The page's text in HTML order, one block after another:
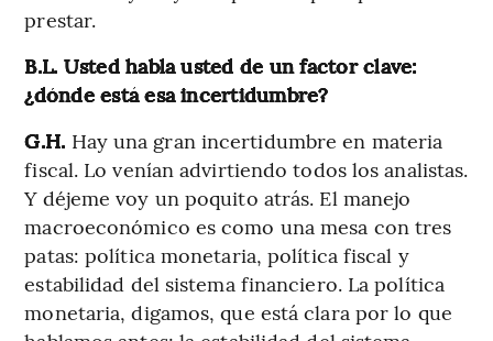
prestar.
B.L. Usted habla usted de un factor clave:
¿dónde está esa incertidumbre?
G.H. Hay una gran incertidumbre en materia
fiscal. Lo venían advirtiendo todos los analistas.
Y déjeme voy un poquito atrás. El manejo
macroeconómico es como una mesa con tres
patas: política monetaria, política fiscal y
estabilidad del sistema financiero. La política
monetaria, digamos, que está clara por lo que